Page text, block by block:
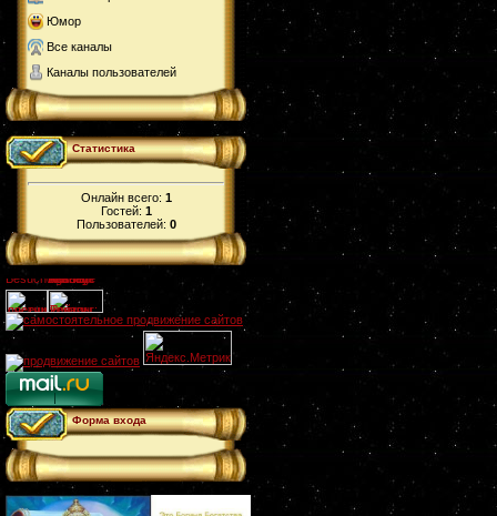
Юмор
Все каналы
Каналы пользователей
Статистика
Онлайн всего: 1
Гостей: 1
Пользователей: 0
Форма входа